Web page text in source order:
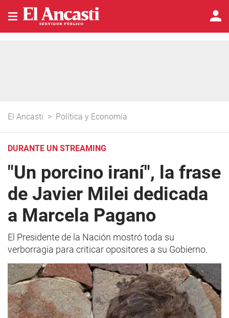
El Ancasti > Política y Economía
DURANTE UN STREAMING
"Un porcino iraní", la frase
de Javier Milei dedicada
a Marcela Pagano
El Presidente de la Nación mostró toda su
verborragia para criticar opositores a su Gobierno.